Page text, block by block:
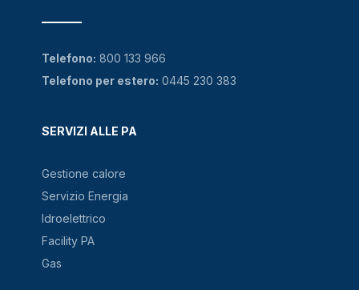
SERVIZI ALLE PA
Gestione calore
Servizio Energia
Idroelettrico
Facility PA
Gas
Telefono: 800 133 966
Telefono per estero: 0445 230 383